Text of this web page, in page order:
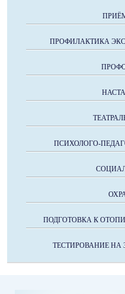
ПРОФИЛАКТИКА
ПСИХОЛОГО-
ПОДГОТОВКА К
ТЕСТИРОВАНИЕ НА